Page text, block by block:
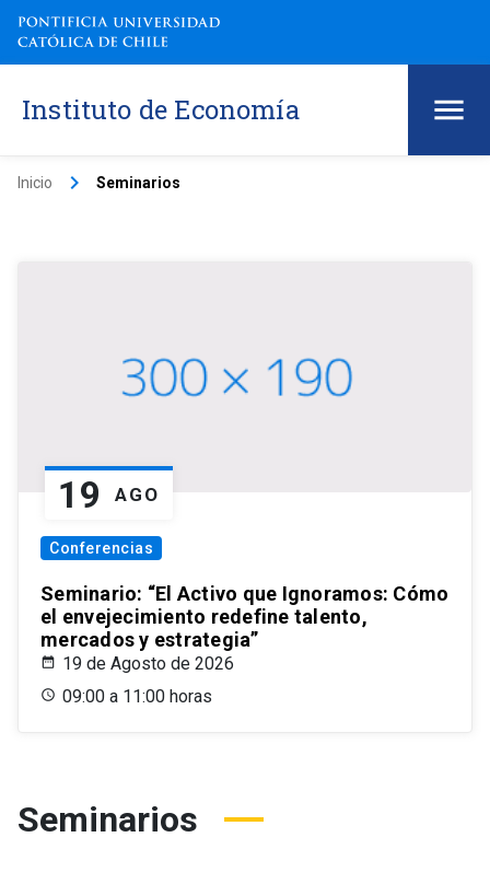
Instituto de Economía
Inicio keyboard_arrow_right Seminarios
19 AGO
Conferencias
Seminario: “El Activo que Ignoramos: Cómo
el envejecimiento redefine talento,
mercados y estrategia”
19 de Agosto de 2026
09:00 a 11:00 horas
Seminarios